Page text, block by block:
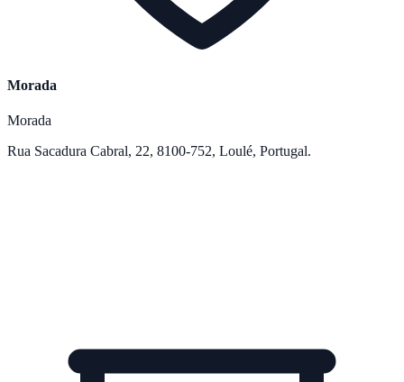
Morada
Morada
Rua Sacadura Cabral, 22, 8100-752, Loulé, Portugal.